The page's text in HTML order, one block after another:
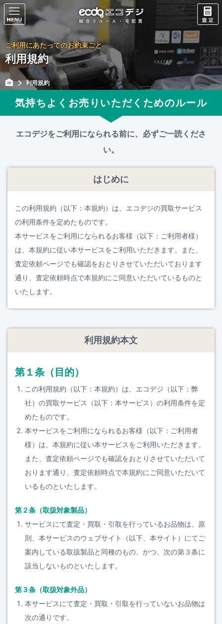
ご利用にあたってのお約束ごと
利用規約
利用規約
気持ちよくお売りいただくためのルール
エコデジをご利用になられる前に、 必ずご一読くださ
い。
はじめに
この利用規約（以下：本規約）は、エコデジの買取サービス
の利用条件を定めたものです。
本サービスをご利用になられるお客様（以下：ご利用者様）
は、本規約に従い本サービスをご利用いただきます。また、
査定依頼ページでも確認をおとりさせていただいております
通り、査定依頼時点で本規約にご同意いただいているものと
いたします。
利用規約本文
第１条（目的）
この利用規約（以下：本規約）は、エコデジ（以下：弊
社）の買取サービス（以下：本サービス）の利用条件を定
めたものです。
本サービスをご利用になられるお客様（以下：ご利用者
様）は、本規約に従い本サービスをご利用いただきます。
また、査定依頼ページでも確認をおとりさせていただいて
おります通り、査定依頼時点で本規約にご同意いただいて
いるものといたします。
第２条（取扱対象製品）
サービスにて査定・買取・引取を行っているお品物は、原
則、本サービスのウェブサイト（以下、本サイト）にてご
案内している取扱製品と同種のもの、かつ、次の第３条に
該当しないものといたします。
第３条（取扱対象外品）
本サービスにて査定・買取・引取を行っていないお品物は
次の通りです。